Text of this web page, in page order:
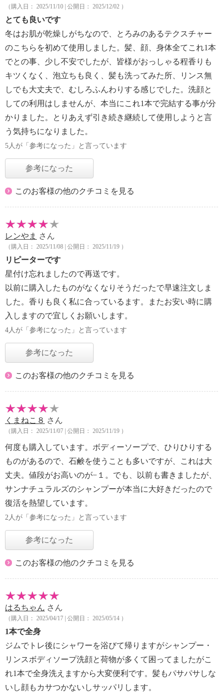
（購入日： 2025/11/10 | 公開日： 2025/12/02 ）
とても良いです
冬はお肌が乾燥しがちなので、とろみのあるテクスチャー
のこちらを初めて使用しました。髪、顔、身体全てこれ1本
でとの事、少し不安でしたが、皆様がおっしゃる程香りも
キツくなく、泡立ちも良く、髪も洗ってみた所、リンス無
しでも大丈夫で、むしろふんわりする感じでした。洗顔と
しての利用はしませんが、本当にこれ1本で完結する事が分
かりました。とりあえず引き続き継続して使用しようと言
う気持ちになりました。
5人が「参考になった」と言っています
参考になった
このお客様の他のクチコミを見る
レンやま さん
（購入日： 2025/11/08 | 公開日： 2025/11/19 ）
リピーターです
星付け忘れましたので再送です。
以前に購入したものがなくなりそうだったで早速注文しま
した。香りも良く私に合っているます。またお安い時に購
入しますので宜しくお願いします。
4人が「参考になった」と言っています
参考になった
このお客様の他のクチコミを見る
くまねこ８ さん
（購入日： 2025/11/07 | 公開日： 2025/11/19 ）
何度も購入しています。ボディーソープで、ひりひりする
ものがあるので、石鹸を使うことも多いですが、これは大
丈夫。値段がお高いのが−１。でも、以前も書きましたが、
サンナチュラルズのシャンプーが本当に大好きだったので
復活を熱望しています。
2人が「参考になった」と言っています
参考になった
このお客様の他のクチコミを見る
はるちゃん さん
（購入日： 2025/04/17 | 公開日： 2025/05/14 ）
1本で全身
ジムでトレ後にシャワーを浴びて帰りますがシャンプー・
リンスボディソープ洗顔と荷物が多くて困ってましたがこ
れ1本で全身洗えますから大変便利です。髪もパサパサしな
いし顔もカサつかないしサッパリします。